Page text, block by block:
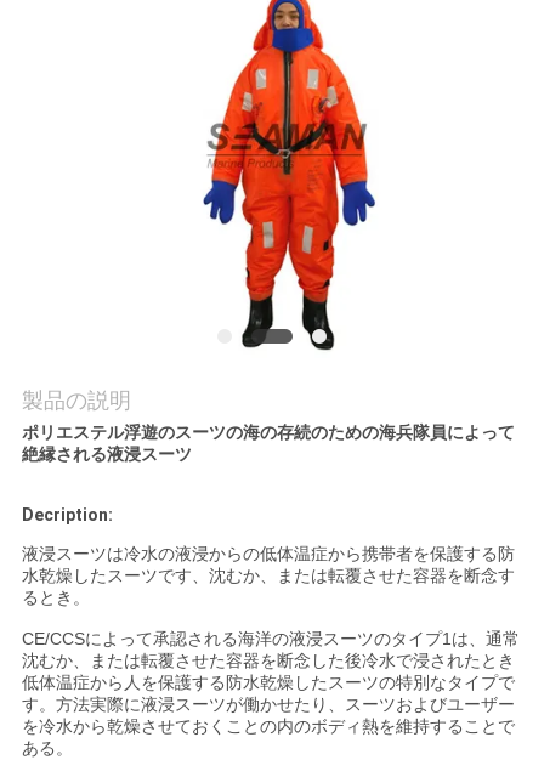
COMPANY
NEWS
地
図
PRIVACY
POLICY
製品の説明
ポリエステル浮遊のスーツの海の存続のための海兵隊員によって
絶縁される液浸スーツ
Decription:
液浸スーツは冷水の液浸からの低体温症から携帯者を保護する防
水乾燥したスーツです、沈むか、または転覆させた容器を断念す
るとき。
CE/CCSによって承認される海洋の液浸スーツのタイプ1は、通常
沈むか、または転覆させた容器を断念した後冷水で浸されたとき
低体温症から人を保護する防水乾燥したスーツの特別なタイプで
す。方法実際に液浸スーツが働かせたり、スーツおよびユーザー
を冷水から乾燥させておくことの内のボディ熱を維持することで
ある。